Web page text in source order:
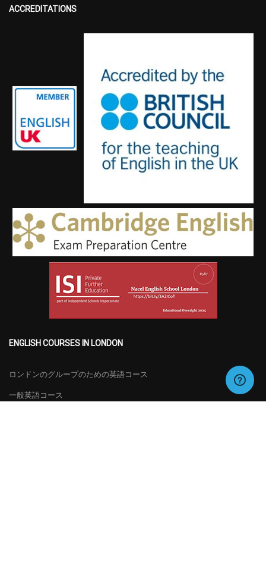
ACCREDITATIONS
ENGLISH COURSES IN LONDON
ロンドンのグループのための英語コース
一般英語コース